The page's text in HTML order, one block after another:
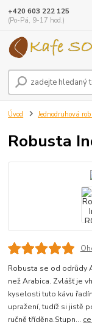
+420 603 222 125
(Po-Pá, 9-17 hod.)
Úvod Jednodruhová
Robusta
Robusta se od odrůdy
než Arabica. Zvlášť je
kyselosti tuto kávu
upražení, tudíž si jistě
ručně tříděna.Stupn...